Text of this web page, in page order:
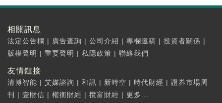
相關訊息
法定公告欄 | 廣告查詢 | 公司介紹 | 專欄邀稿 | 投資者關係 |
版權聲明 | 重要聲明 | 私隱政策 | 聯絡我們
友情鏈接
清博智能 | 艾媒諮詢 | 和訊 | 新時空 | 時代財經 | 證券市場周
刊
| 壹財信 | 權衡財經 | 攬富財經 | 更多...